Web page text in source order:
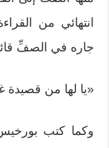
انتهائي من
جاره في الصفِّ
«يا لها من قصيدة
وكما كتب